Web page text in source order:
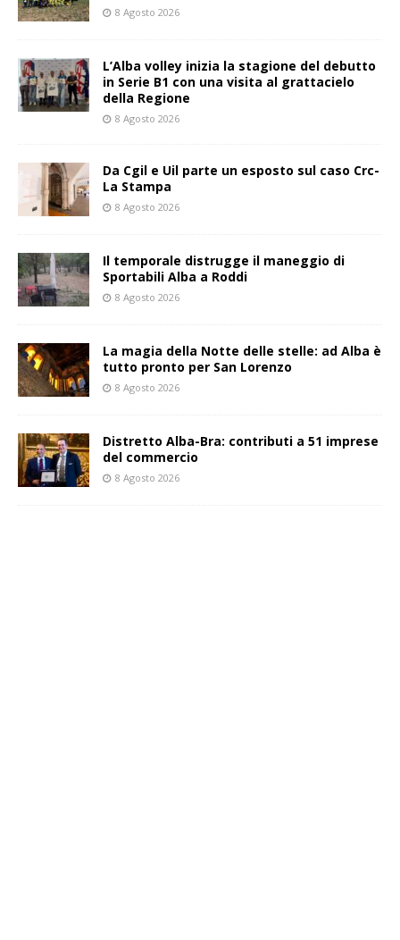
8 Agosto 2026
L’Alba volley inizia la stagione del debutto
in Serie B1 con una visita al grattacielo
della Regione
8 Agosto 2026
Da Cgil e Uil parte un esposto sul caso Crc-
La Stampa
8 Agosto 2026
Il temporale distrugge il maneggio di
Sportabili Alba a Roddi
8 Agosto 2026
La magia della Notte delle stelle: ad Alba è
tutto pronto per San Lorenzo
8 Agosto 2026
Distretto Alba-Bra: contributi a 51 imprese
del commercio
8 Agosto 2026